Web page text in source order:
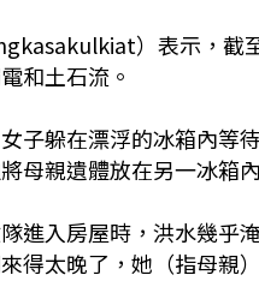
）表示，截
和土石流。
子躲在漂浮的冰箱內等
母親遺體放在另一冰箱
進入房屋時，洪水幾乎
得太晚了，她（指母親